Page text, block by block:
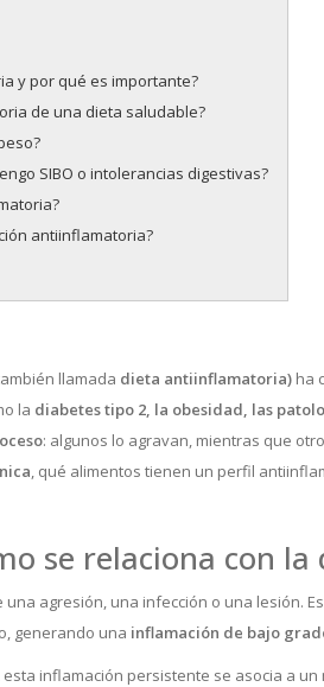
y por qué es importante?
de una dieta saludable?
SIBO o intolerancias digestivas?
antiinflamatoria?
llamada dieta antiinflamatoria) ha
la diabetes tipo 2, la obesidad, las
: algunos lo agravan, mientras que
, qué alimentos tienen un perfil
se relaciona con la
agresión, una infección o una lesión.
generando una inflamación de bajo
esta inflamación persistente se asocia a